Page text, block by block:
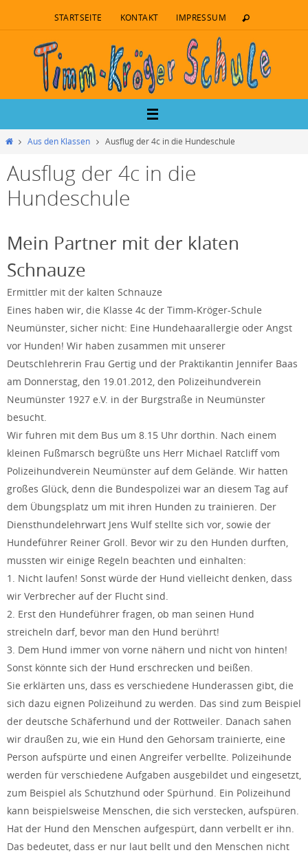
STARTSEITE KONTAKT IMPRESSUM
Aus den Klassen Ausflug der 4c in die Hundeschule
Ausflug der 4c in die
Hundeschule
Mein Partner mit der klaten
Schnauze
Ermittler mit der kalten Schnauze
Eines haben wir, die Klasse 4c der Timm-Kröger-Schule
Neumünster, sicher nicht: Eine Hundehaarallergie oder Angst
vor Hunden! Wir haben zusammen mit unserer
Deutschlehrerin Frau Gertig und der Praktikantin Jennifer Baas
am Donnerstag, den 19.01.2012, den Polizeihundverein
Neumünster 1927 e.V. in der Burgstraße in Neumünster
besucht.
Wir fuhren mit dem Bus um 8.15 Uhr dorthin. Nach einem
kleinen Fußmarsch begrüßte uns Herr Michael Ratcliff vom
Polizeihundverein Neumünster auf dem Gelände. Wir hatten
großes Glück, denn die Bundespolizei war an diesem Tag auf
dem Übungsplatz um mit ihren Hunden zu trainieren. Der
Diensthundelehrwart Jens Wulf stellte sich vor, sowie der
Hundeführer Reiner Groll. Bevor wir zu den Hunden durften,
mussten wir einige Regeln beachten und einhalten:
1. Nicht laufen! Sonst würde der Hund vielleicht denken, dass
wir Verbrecher auf der Flucht sind.
2. Erst den Hundeführer fragen, ob man seinen Hund
streicheln darf, bevor man den Hund berührt!
3. Dem Hund immer von vorne nähern und nicht von hinten!
Sonst könnte sich der Hund erschrecken und beißen.
Sie erklärten uns, dass es verschiedene Hunderassen gibt, die
sich dazu eignen Polizeihund zu werden. Das sind zum Beispiel
der deutsche Schäferhund und der Rottweiler. Danach sahen
wir draußen zu, wie ein Hund den Gehorsam trainierte, eine
Person aufspürte und einen Angreifer verbellte. Polizeihunde
werden für verschiedene Aufgaben ausgebildet und eingesetzt,
zum Beispiel als Schutzhund oder Spürhund. Ein Polizeihund
kann beispielsweise Menschen, die sich verstecken, aufspüren.
Hat der Hund den Menschen aufgespürt, dann verbellt er ihn.
Das bedeutet, dass er nur laut bellt und den Menschen nicht